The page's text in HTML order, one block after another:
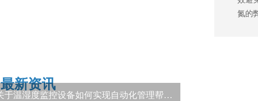
氮的
最新资讯
关于温湿度监控设备如何实现自动化管理帮助样本提升保存的安全性呢?26.8.7